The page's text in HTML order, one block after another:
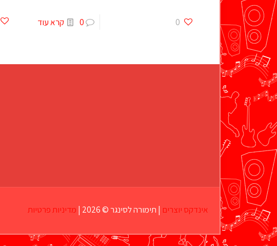
0
0 קרא עוד
אינדקס יוצרים | תימורה לסינגר © 2026 | מדיניות פרטיות